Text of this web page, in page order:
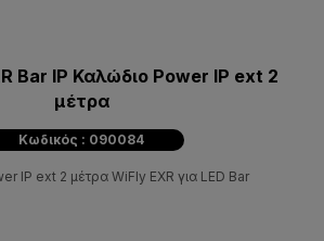
Bar IP Καλώδιο Power IP ext 2
μέτρα
Κωδικός : 090084
IP ext 2 μέτρα WiFly EXR για LED Bar